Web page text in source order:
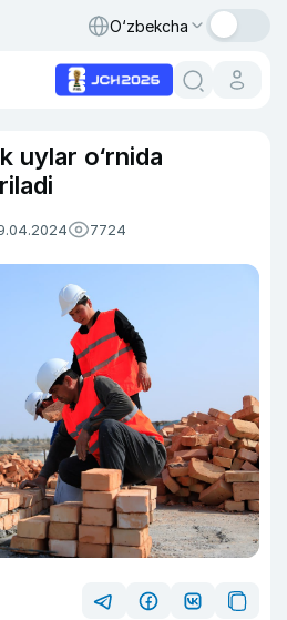
O‘zbekcha
uylar o‘rnida
7724